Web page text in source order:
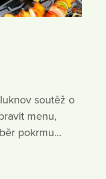
soutěž o
menu,
pokrmu...